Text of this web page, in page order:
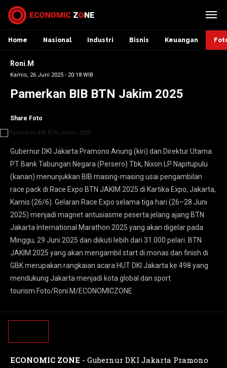
Home Nasional Industri Bisnis Keuangan
Roni.M
Kamis, 26 Juni 2025 - 20:18 WIB
Pamerkan BIB BTN Jakim 2025
Share Foto
Gubernur DKI Jakarta Pramono Anung (kiri) dan Direktur Utama
PT Bank Tabungan Negara (Persero) Tbk, Nixon LP Napitupulu
(kanan) menunjukkan BIB masing-masing usai pengambilan
race pack di Race Expo BTN JAKIM 2025 di Kartika Expo, Jakarta,
Kamis (26/6). Gelaran Race Expo selama tiga hari (26–28 Juni
2025) menjadi magnet antusiasme peserta jelang ajang BTN
Jakarta International Marathon 2025 yang akan digelar pada
Minggu, 29 Juni 2025 dan diikuti lebih dari 31.000 pelari. BTN
JAKIM 2025 yang akan mengambil start di monas dan finish di
GBK merupakan rangkaian acara HUT DKI Jakarta ke 498 yang
mendukung Jakarta menjadi kota global dan sport
tourism.Foto/Roni.M/ECONOMICZONE
ECONOMIC ZONE - Gubernur DKI Jakarta Pramono